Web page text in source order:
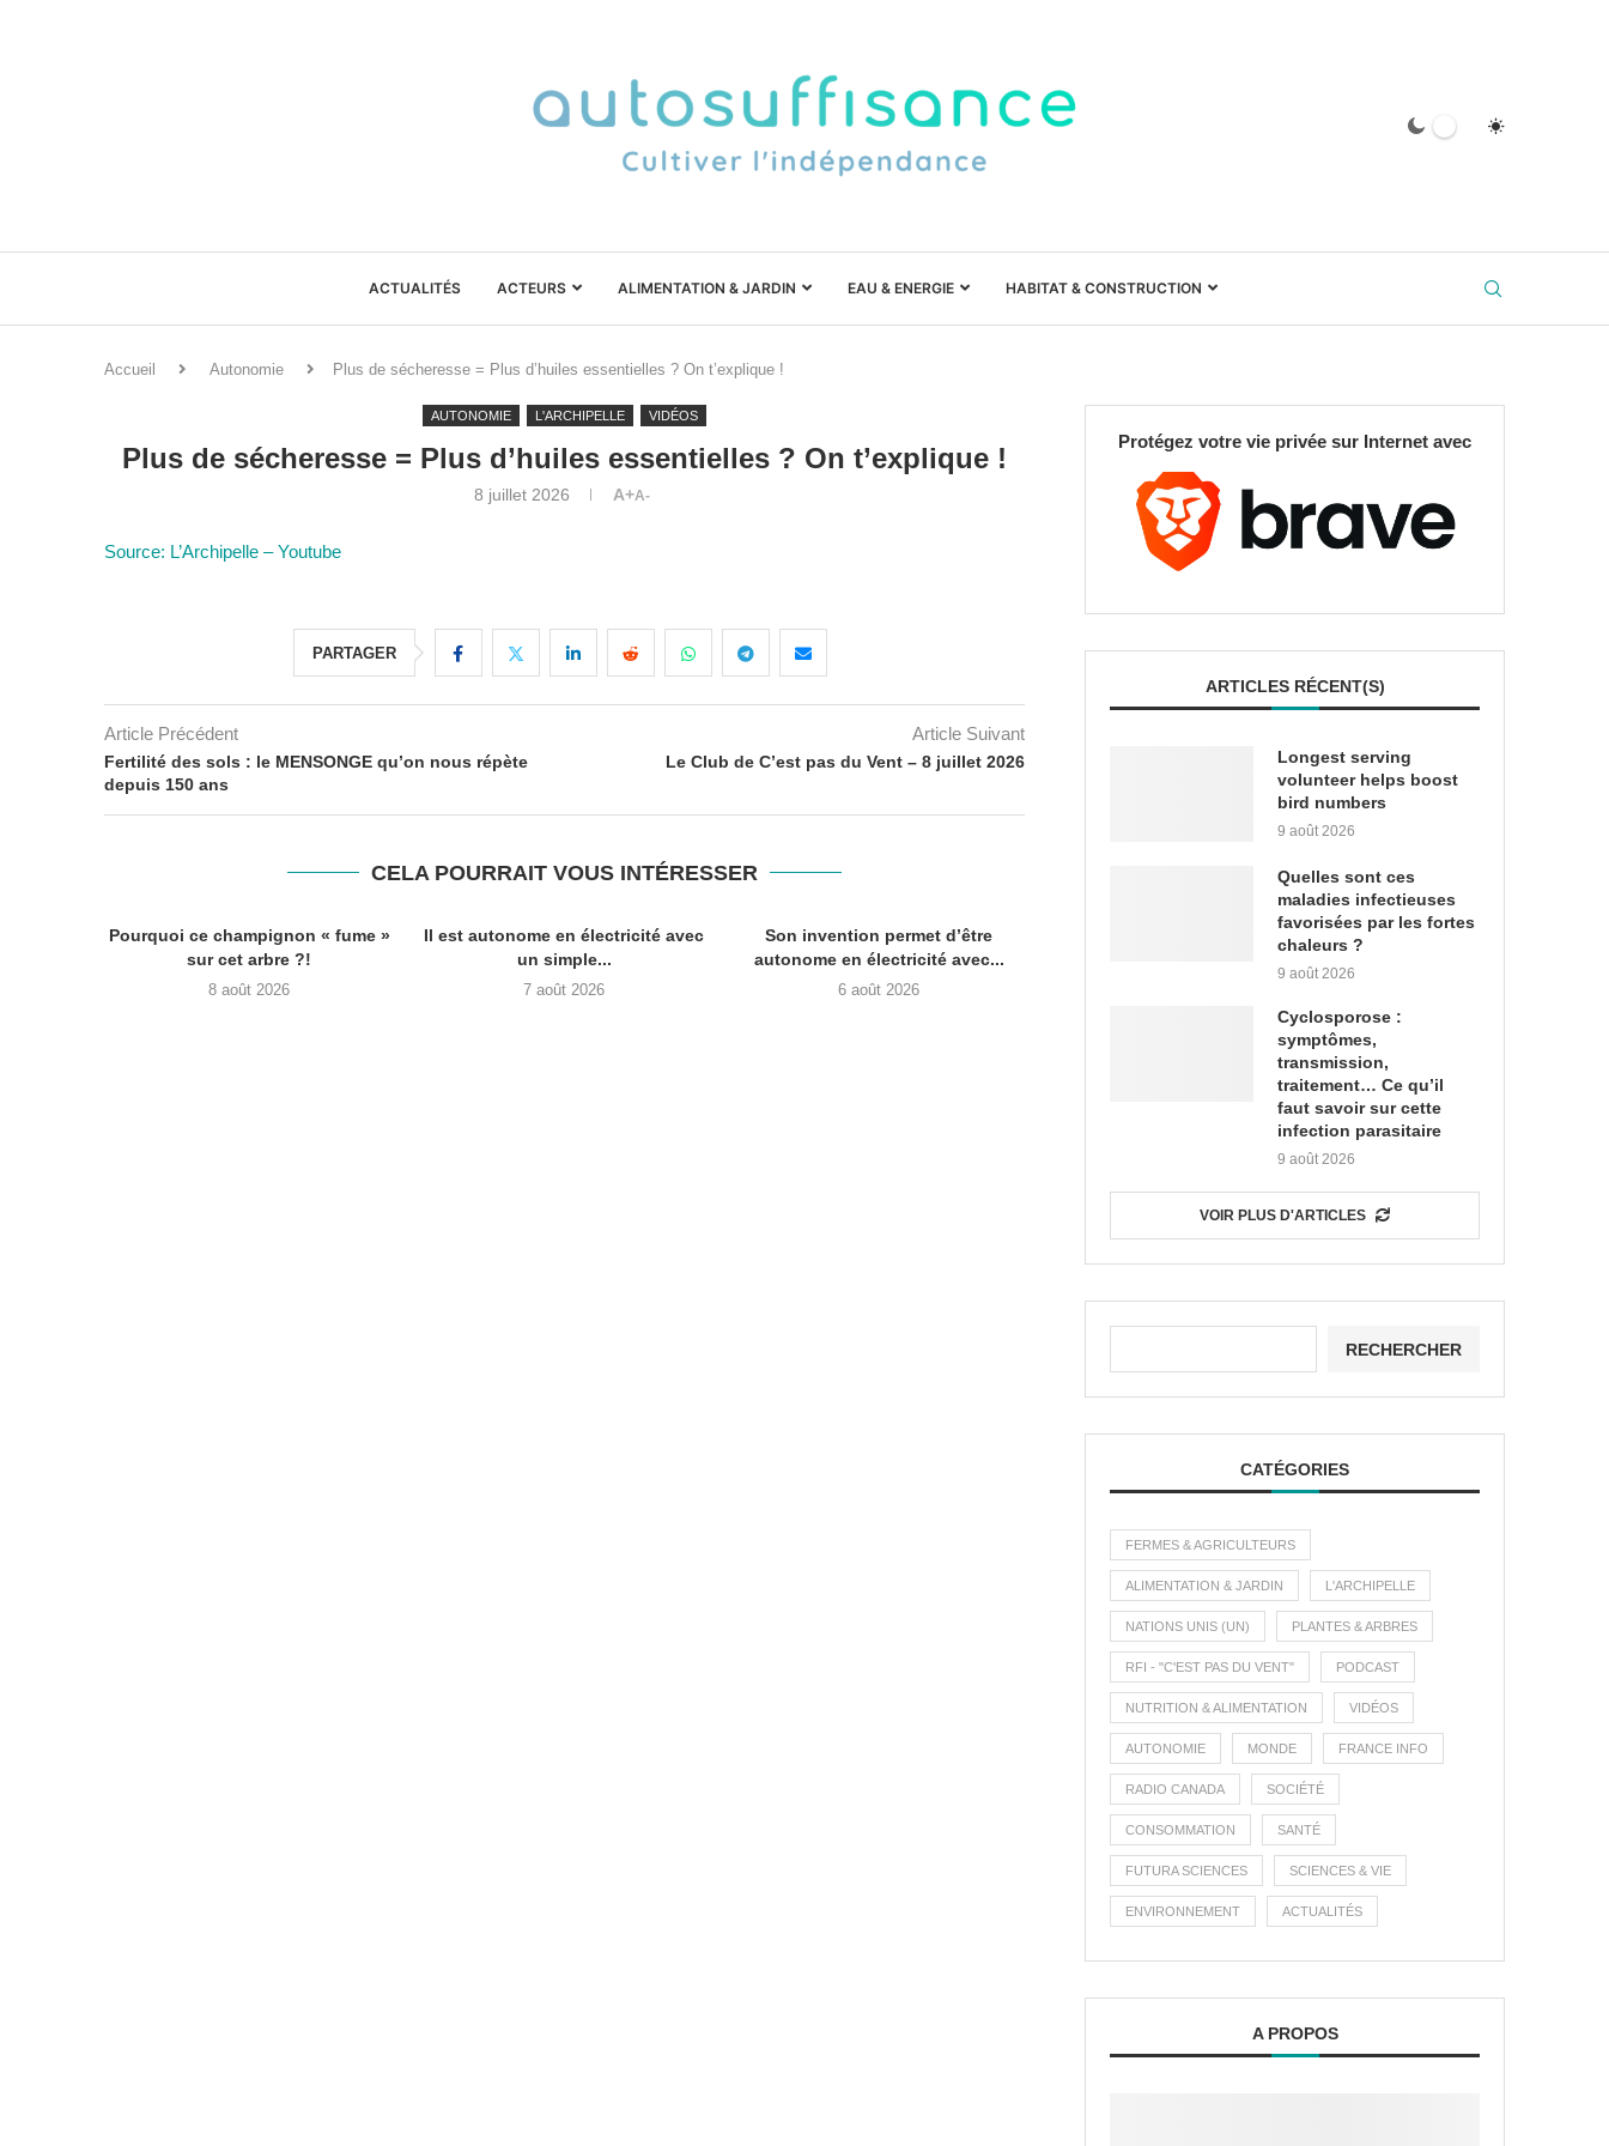
ACTUALITÉS ACTEURS ALIMENTATION & JARDIN EAU & ENERGIE HABITAT & CONSTRUCTION
Accueil Autonomie Plus de sécheresse = Plus d’huiles essentielles ? On t’explique !
AUTONOMIE L'ARCHIPELLE VIDÉOS
Plus de sécheresse = Plus d’huiles essentielles ? On t’explique !
8 juillet 2026 A+A-
Source: L’Archipelle – Youtube
PARTAGER
Article Précédent
Fertilité des sols : le MENSONGE qu’on nous répète
depuis 150 ans
Article Suivant
Le Club de C’est pas du Vent – 8 juillet 2026
CELA POURRAIT VOUS INTÉRESSER
Pourquoi ce champignon « fume »
sur cet arbre ?!
8 août 2026
Il est autonome en électricité avec
un simple...
7 août 2026
Son invention permet d’être
autonome en électricité avec...
6 août 2026
Protégez votre vie privée sur Internet avec
ARTICLES RÉCENT(S)
Longest serving
volunteer helps boost
bird numbers
9 août 2026
Quelles sont ces
maladies infectieuses
favorisées par les fortes
chaleurs ?
9 août 2026
Cyclosporose :
symptômes,
transmission,
traitement… Ce qu’il
faut savoir sur cette
infection parasitaire
9 août 2026
VOIR PLUS D'ARTICLES
RECHERCHER
CATÉGORIES
FERMES & AGRICULTEURS
ALIMENTATION & JARDIN L'ARCHIPELLE
NATIONS UNIS (UN) PLANTES & ARBRES
RFI - "C'EST PAS DU VENT" PODCAST
NUTRITION & ALIMENTATION VIDÉOS
AUTONOMIE MONDE FRANCE INFO
RADIO CANADA SOCIÉTÉ
CONSOMMATION SANTÉ
FUTURA SCIENCES SCIENCES & VIE
ENVIRONNEMENT ACTUALITÉS
A PROPOS